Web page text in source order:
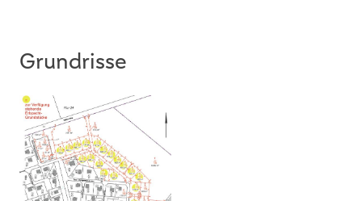
häufiger mal als SPAM gekennzeichnet. Daher
bitten wir Sie auch in Ihrem SPAM-Ordner zu
schauen, wenn Sie von uns ein Exposé
erwarten.
Vielen Dank für Ihr Verständnis.
** WIR SUCHEN HÄUSER UND WOHNUNGEN
FÜR VORGEMERKTE KUNDEN MIT
Grundrisse